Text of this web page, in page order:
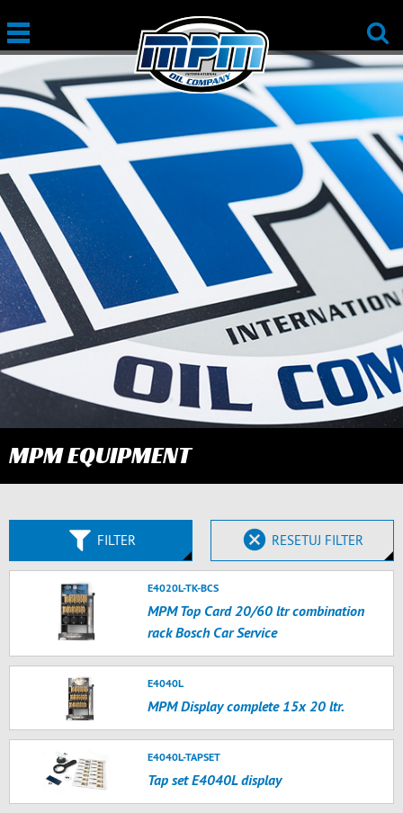
MPM EQUIPMENT
FILTER RESETUJ FILTER
E4020L-TK-BCS
MPM Top Card 20/60 ltr combination
rack Bosch Car Service
E4040L
MPM Display complete 15x 20 ltr.
E4040L-TAPSET
Tap set E4040L display